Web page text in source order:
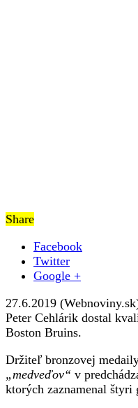
Share
Facebook
Twitter
Google +
27.6.2019
Peter Cehlárik dostal
Boston Bruins.
Držiteľ bronzovej
„medveďov“ v
ktorých zaznamenal štyri